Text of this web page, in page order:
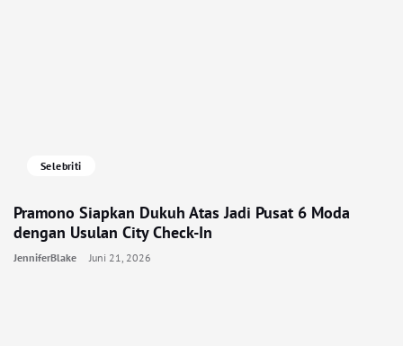
Selebriti
Pramono Siapkan Dukuh Atas Jadi Pusat 6 Moda
dengan Usulan City Check-In
JenniferBlake Juni 21, 2026